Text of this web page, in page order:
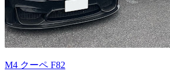
M4 クーペ F82